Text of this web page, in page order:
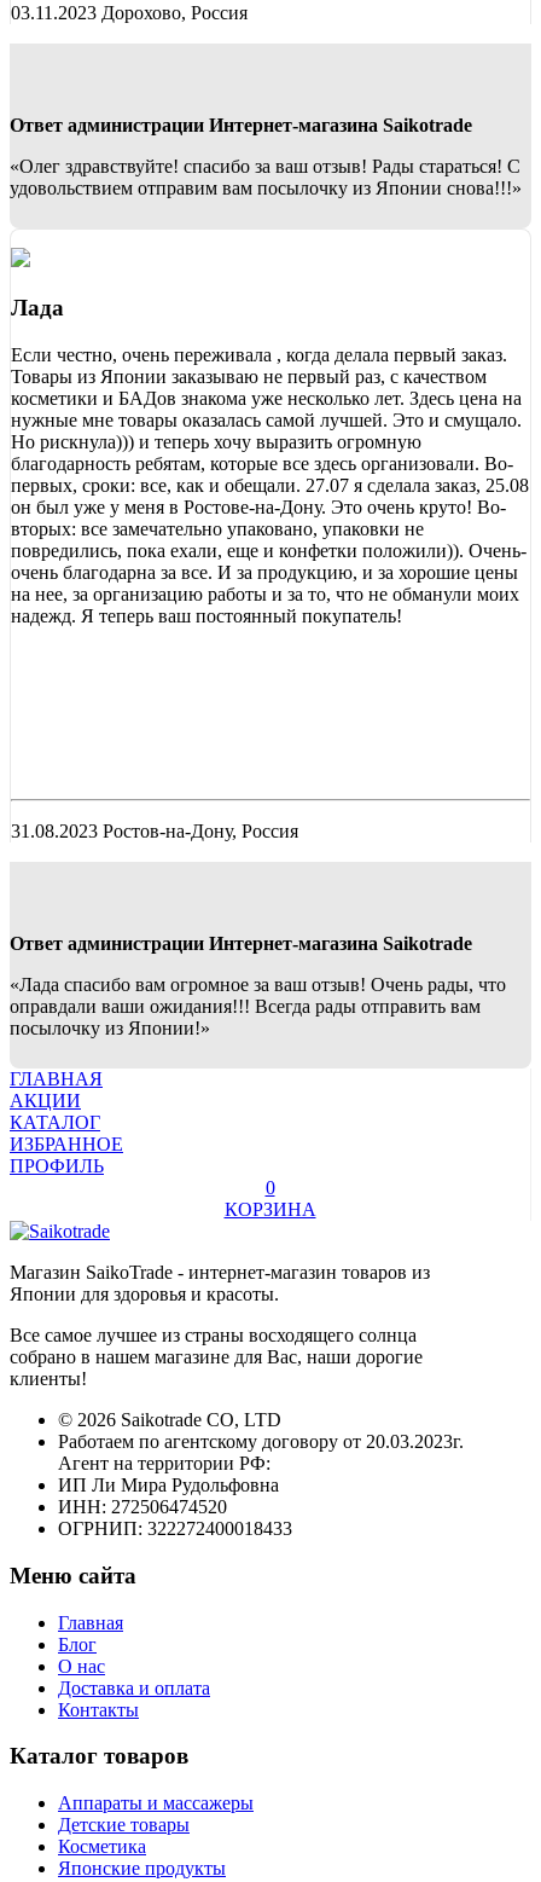
03.11.2023 Дорохово, Россия
Ответ администрации Интернет-магазина Saikotrade
«Олег здравствуйте! спасибо за ваш отзыв! Рады стараться! С
удовольствием отправим вам посылочку из Японии снова!!!»
Лада
Если честно, очень переживала , когда делала первый заказ.
Товары из Японии заказываю не первый раз, с качеством
косметики и БАДов знакома уже несколько лет. Здесь цена на
нужные мне товары оказалась самой лучшей. Это и смущало.
Но рискнула))) и теперь хочу выразить огромную
благодарность ребятам, которые все здесь организовали. Во-
первых, сроки: все, как и обещали. 27.07 я сделала заказ, 25.08
он был уже у меня в Ростове-на-Дону. Это очень круто! Во-
вторых: все замечательно упаковано, упаковки не
повредились, пока ехали, еще и конфетки положили)). Очень-
очень благодарна за все. И за продукцию, и за хорошие цены
на нее, за организацию работы и за то, что не обманули моих
надежд. Я теперь ваш постоянный покупатель!
31.08.2023 Ростов-на-Дону, Россия
Ответ администрации Интернет-магазина Saikotrade
«Лада спасибо вам огромное за ваш отзыв! Очень рады, что
оправдали ваши ожидания!!! Всегда рады отправить вам
посылочку из Японии!»
ГЛАВНАЯ
АКЦИИ
КАТАЛОГ
ИЗБРАННОЕ
ПРОФИЛЬ
0
КОРЗИНА
Магазин SaikoTrade - интернет-магазин товаров из
Японии для здоровья и красоты.
Все самое лучшее из страны восходящего солнца
собрано в нашем магазине для Вас, наши дорогие
клиенты!
© 2026 Saikotrade CO, LTD
Работаем по агентскому договору от 20.03.2023г.
Агент на территории РФ:
ИП Ли Мира Рудольфовна
ИНН: 272506474520
ОГРНИП: 322272400018433
Меню сайта
Главная
Блог
О нас
Доставка и оплата
Контакты
Каталог товаров
Аппараты и массажеры
Детские товары
Косметика
Японские продукты